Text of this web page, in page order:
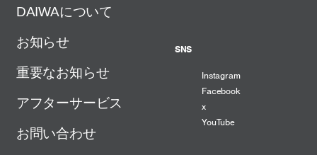
DAIWAについて
お知らせ
重要なお知らせ
アフターサービス
お問い合わせ
SNS
Instagram
Facebook
x
YouTube